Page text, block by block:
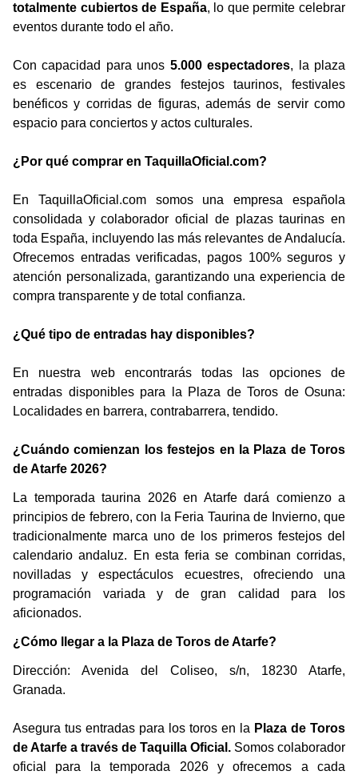
totalmente cubiertos de España, lo que permite celebrar
eventos durante todo el año.
Con capacidad para unos 5.000 espectadores, la plaza
es escenario de grandes festejos taurinos, festivales
benéficos y corridas de figuras, además de servir como
espacio para conciertos y actos culturales.
¿Por qué comprar en TaquillaOficial.com?
En TaquillaOficial.com somos una empresa española
consolidada y colaborador oficial de plazas taurinas en
toda España, incluyendo las más relevantes de Andalucía.
Ofrecemos entradas verificadas, pagos 100% seguros y
atención personalizada, garantizando una experiencia de
compra transparente y de total confianza.
¿Qué tipo de entradas hay disponibles?
En nuestra web encontrarás todas las opciones de
entradas disponibles para la Plaza de Toros de Osuna:
Localidades en barrera, contrabarrera, tendido.
¿Cuándo comienzan los festejos en la Plaza de Toros
de Atarfe 2026?
La temporada taurina 2026 en Atarfe dará comienzo a
principios de febrero, con la Feria Taurina de Invierno, que
tradicionalmente marca uno de los primeros festejos del
calendario andaluz. En esta feria se combinan corridas,
novilladas y espectáculos ecuestres, ofreciendo una
programación variada y de gran calidad para los
aficionados.
¿Cómo llegar a la Plaza de Toros de Atarfe?
Dirección: Avenida del Coliseo, s/n, 18230 Atarfe,
Granada.
Asegura tus entradas para los toros en la Plaza de Toros
de Atarfe a través de Taquilla Oficial. Somos colaborador
oficial para la temporada 2026 y ofrecemos a cada